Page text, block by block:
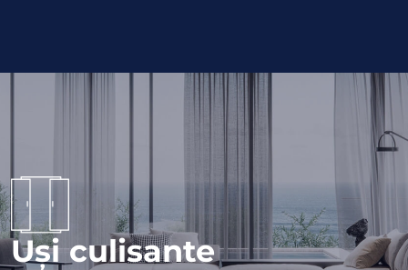
Uși culisante